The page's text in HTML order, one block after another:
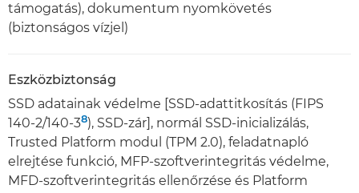
támogatás), dokumentum nyomkövetés
(biztonságos vízjel)
Eszközbiztonság
SSD adatainak védelme [SSD-adattitkosítás (FIPS
140-2/140-38), SSD-zár], normál SSD-inicializálás,
Trusted Platform modul (TPM 2.0), feladatnapló
elrejtése funkció, MFP-szoftverintegritás védelme,
MFD-szoftverintegritás ellenőrzése és Platform